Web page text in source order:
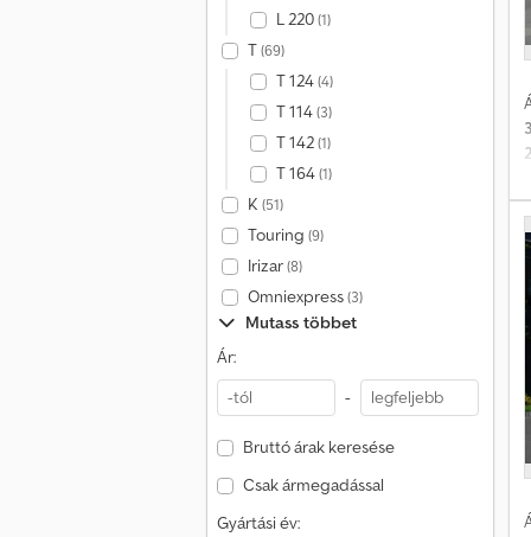
L 220(1)
T(69)
T 124(4)
T 114(3)
T 142(1)
T 164(1)
K (51)
Touring (9)
Irizar(8)
Omniexpress(3)
Mutass többet
Ár:
-
Bruttó árak keresése
Csak ármegadással
Gyártási év: